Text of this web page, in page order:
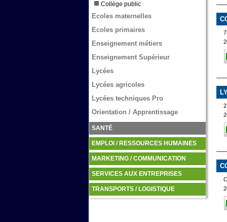
Collège public
Ecoles maternelles
Ecoles primaires
Enseignement métiers
Enseignement Supérieur
Lycées
Lycées agricoles
Lycées techniques Pro
Orientation / Apprentissage
SANTÉ
EMPLOI / RESSOURCES HUMAINES
MARKETING / COMMUNICATION
SERVICES AUX ENTREPRISES
TRANSPORTS / LOGISTIQUE